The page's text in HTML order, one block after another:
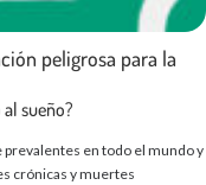
peligrosa para la
sueño?
en todo el mundo y
crónicas y muertes